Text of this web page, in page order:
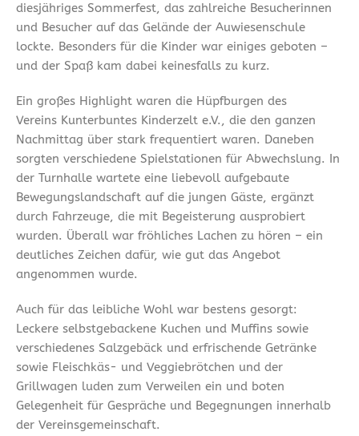
diesjähriges Sommerfest, das zahlreiche Besucherinnen
und Besucher auf das Gelände der Auwiesenschule
lockte. Besonders für die Kinder war einiges geboten –
und der Spaß kam dabei keinesfalls zu kurz.
Ein großes Highlight waren die Hüpfburgen des
Vereins Kunterbuntes Kinderzelt e.V., die den ganzen
Nachmittag über stark frequentiert waren. Daneben
sorgten verschiedene Spielstationen für Abwechslung. In
der Turnhalle wartete eine liebevoll aufgebaute
Bewegungslandschaft auf die jungen Gäste, ergänzt
durch Fahrzeuge, die mit Begeisterung ausprobiert
wurden. Überall war fröhliches Lachen zu hören – ein
deutliches Zeichen dafür, wie gut das Angebot
angenommen wurde.
Auch für das leibliche Wohl war bestens gesorgt:
Leckere selbstgebackene Kuchen und Muffins sowie
verschiedenes Salzgebäck und erfrischende Getränke
sowie Fleischkäs- und Veggiebrötchen und der
Grillwagen luden zum Verweilen ein und boten
Gelegenheit für Gespräche und Begegnungen innerhalb
der Vereinsgemeinschaft.